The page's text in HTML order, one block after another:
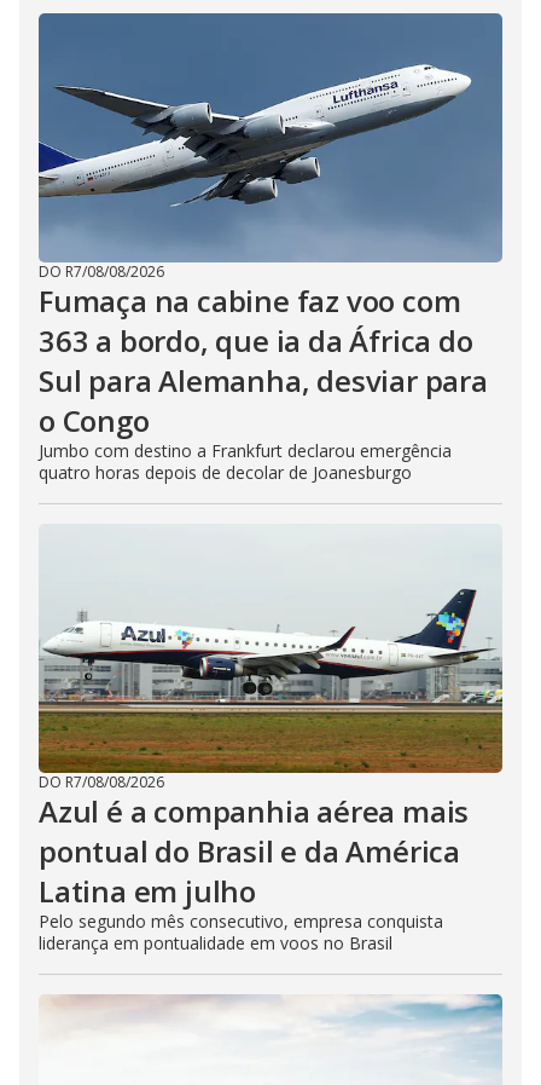
DO R7/08/08/2026
Fumaça na cabine faz voo com
363 a bordo, que ia da África do
Sul para Alemanha, desviar para
o Congo
Jumbo com destino a Frankfurt declarou emergência
quatro horas depois de decolar de Joanesburgo
DO R7/08/08/2026
Azul é a companhia aérea mais
pontual do Brasil e da América
Latina em julho
Pelo segundo mês consecutivo, empresa conquista
liderança em pontualidade em voos no Brasil